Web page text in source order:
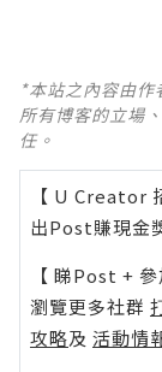
*本站之內容由
所有博客的立場
任。
【 U Creator
出Post賺現金
【 睇Post + 參
瀏覽更多社群
攻略及 活動情